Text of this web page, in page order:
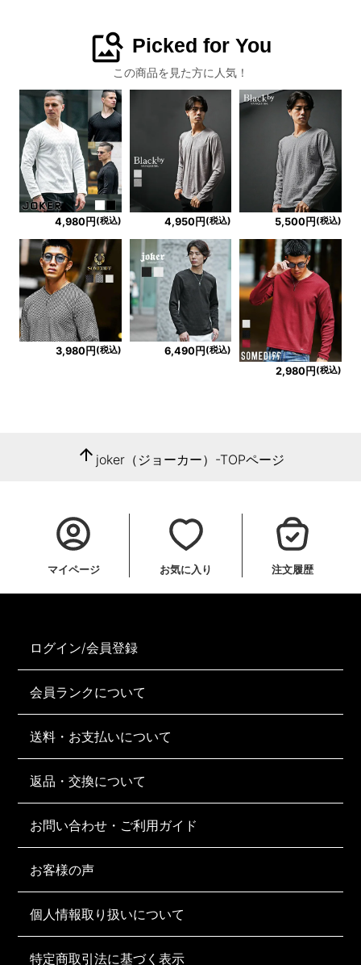
image_search Picked for You
この商品を見た方に人気！
4,980円 (税込) 4,950円 (税込) 5,500円 (税込)
3,980円 (税込) 6,490円 (税込)
2,980円 (税込)
arrow_upward joker（ジョーカー）-TOPページ
マイページ お気に入り 注文履歴
ログイン/会員登録
会員ランクについて
送料・お支払いについて
返品・交換について
お問い合わせ・ご利用ガイド
お客様の声
個人情報取り扱いについて
特定商取引法に基づく表示